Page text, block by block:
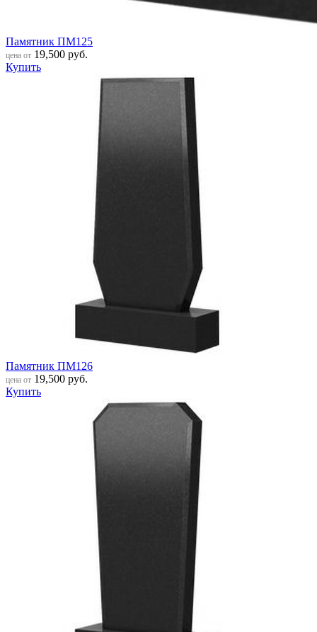
Памятник ПМ125
цена от 19,500 руб.
Купить
Памятник ПМ126
цена от 19,500 руб.
Купить